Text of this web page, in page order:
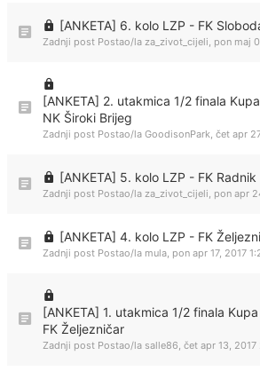
[ANKETA] 6. kolo LZP - FK
Zadnji post Postao/la za_zivot_cijeli, pon maj
[ANKETA] 2. utakmica 1/2 finala
NK Široki Brijeg
Zadnji post Postao/la GoodisonPark, čet apr
[ANKETA] 5. kolo LZP - FK
Zadnji post Postao/la za_zivot_cijeli, pon apr
[ANKETA] 4. kolo LZP - FK
Zadnji post Postao/la mula, pon apr 17, 2017
[ANKETA] 1. utakmica 1/2 finala
FK Željezničar
Zadnji post Postao/la salle86, čet apr 13, 2017